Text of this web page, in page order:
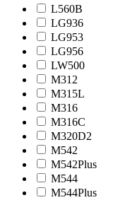
L560B
LG936
LG953
LG956
LW500
M312
M315L
M316
M316C
M320D2
M542
M542Plus
M544
M544Plus